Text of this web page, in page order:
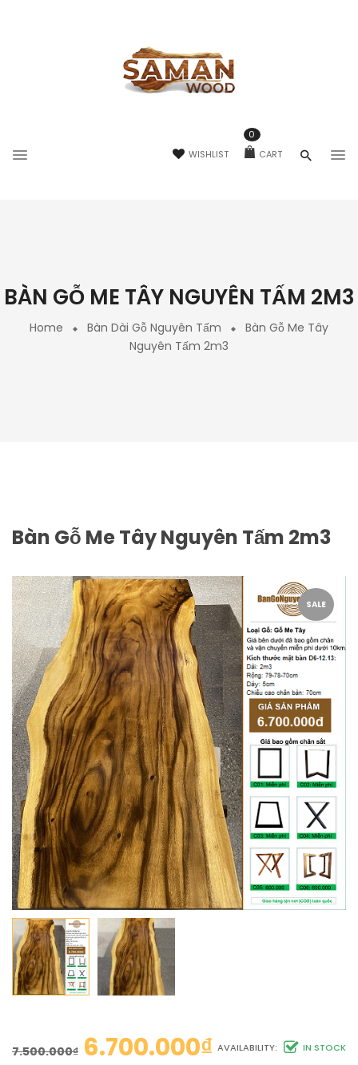
WISHLIST CART
0
BÀN GỖ ME TÂY NGUYÊN TẤM 2M3
Home Bàn Dài Gỗ Nguyên Tấm
Bàn Gỗ Me Tây
Nguyên Tấm 2m3
Bàn Gỗ Me Tây Nguyên Tấm 2m3
SALE
7.500.000₫ 6.700.000₫ AVAILABILITY: IN STOCK